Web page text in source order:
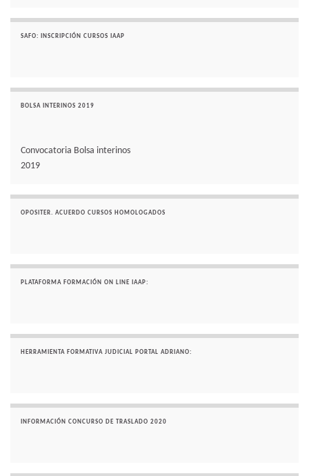
SAFO: INSCRIPCIÓN CURSOS IAAP
BOLSA INTERINOS 2019
Convocatoria Bolsa interinos
2019
OPOSITER. ACUERDO CURSOS HOMOLOGADOS
PLATAFORMA FORMACIÓN ON LINE IAAP:
HERRAMIENTA FORMATIVA JUDICIAL PORTAL ADRIANO:
INFORMACIÓN CONCURSO DE TRASLADO 2020